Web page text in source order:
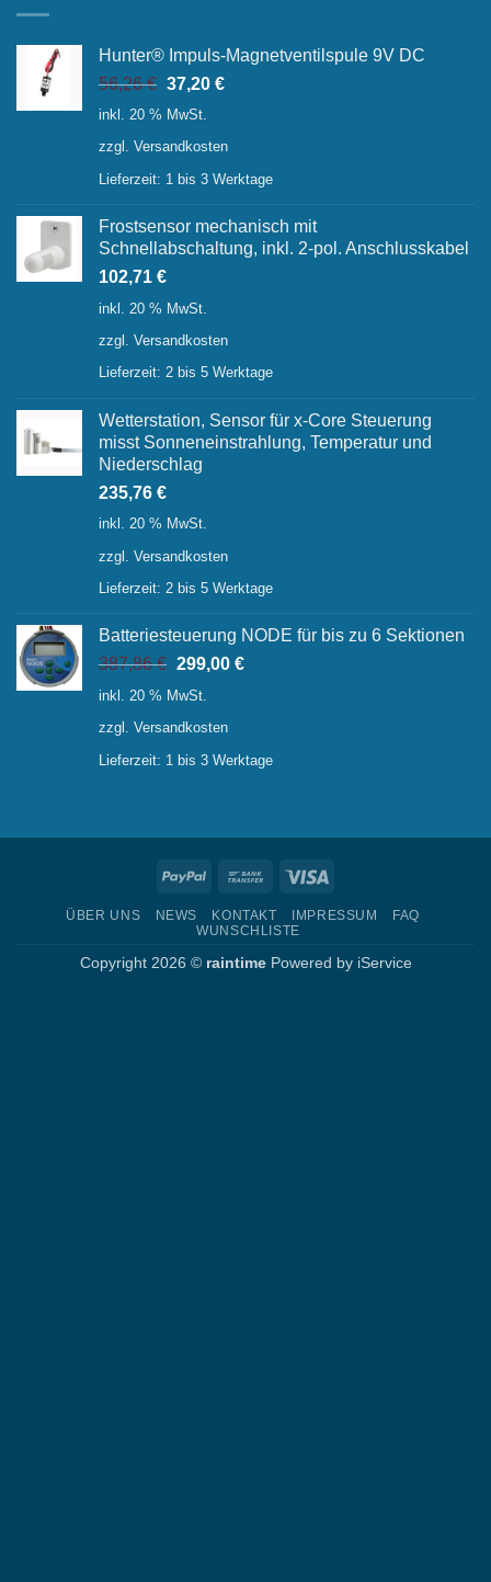
Hunter® Impuls-Magnetventilspule 9V DC
56,26€ Ursprünglicher
Preis
56,26 €
37,20 €Aktueller
37,20 €.
inkl. 20 % MwSt.
zzgl. Versandkosten
Lieferzeit: 1 bis 3 Werktage
Frostsensor mechanisch mit
Schnellabschaltung, inkl. 2-pol. Anschlusskabel
102,71 €
inkl. 20 % MwSt.
zzgl. Versandkosten
Lieferzeit: 2 bis 5 Werktage
Wetterstation, Sensor für x-Core Steuerung
misst Sonneneinstrahlung, Temperatur und
Niederschlag
235,76 €
inkl. 20 % MwSt.
zzgl. Versandkosten
Lieferzeit: 2 bis 5 Werktage
Batteriesteuerung NODE für bis zu 6 Sektionen
387,86€ Ursprünglicher
Preis
387,86 €
299,00 €Aktueller
inkl. 20 % MwSt.
zzgl. Versandkosten
Lieferzeit: 1 bis 3 Werktage
PayPal
Bank
ÜBER UNS NEWS KONTAKT IMPRESSUM
FAQ
WUNSCHLISTE
Copyright 2026 © raintimePowered by iService